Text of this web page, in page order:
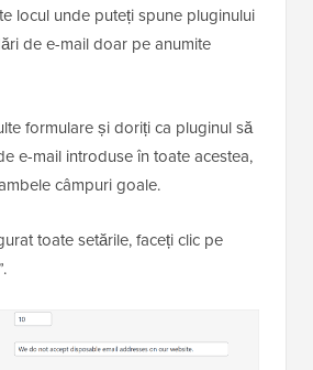
locul unde puteți spune pluginului
de e-mail doar pe anumite
formulare și doriți ca pluginul să
e-mail introduse în toate acestea,
câmpuri goale.
toate setările, faceți clic pe